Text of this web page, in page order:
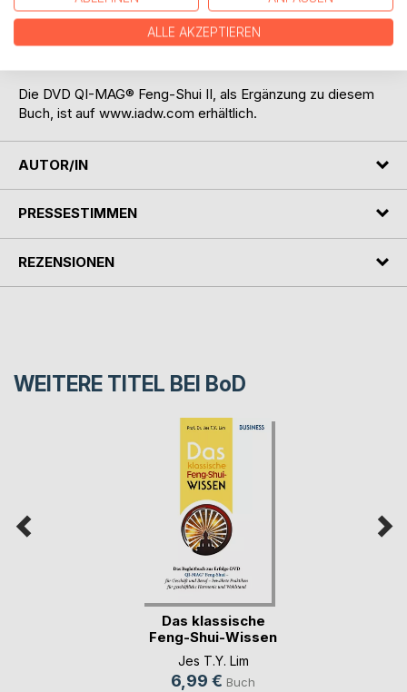
Lassen Sie dieses Wissen in Ihr Leben einfließen, indem
Die DVD QI-MAG® Feng-Shui II, als Ergänzung zu diesem
Buch, ist auf www.iadw.com erhältlich.
AUTOR/IN
PRESSESTIMMEN
REZENSIONEN
WEITERE TITEL BEI BoD
Das klassische
Feng-Shui-Wissen
BU(...)
Jes T.Y. Lim
6,99 € Buch
ALLE AKZEPTIEREN